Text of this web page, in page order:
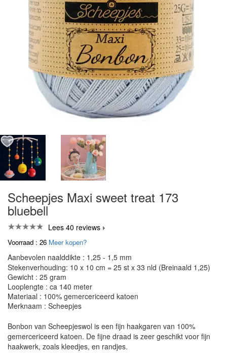
Scheepjes Maxi sweet treat 173
bluebell
Lees 40 reviews
Voorraad : 26 Meer kopen?
Aanbevolen naalddikte : 1,25 - 1,5 mm
Stekenverhouding: 10 x 10 cm = 25 st x 33 nld (Breinaald 1,25)
Gewicht : 25 gram
Looplengte : ca 140 meter
Materiaal : 100% gemercericeerd katoen
Merknaam : Scheepjes
Bonbon van Scheepjeswol is een fijn haakgaren van 100%
gemercericeerd katoen. De fijne draad is zeer geschikt voor fijn
haakwerk, zoals kleedjes, en randjes.